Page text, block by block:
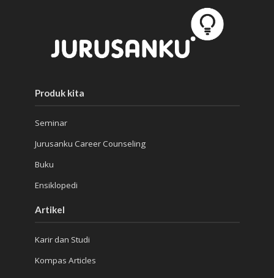
Produk kita
Seminar
Jurusanku Career Counseling
Buku
Ensiklopedi
Artikel
Karir dan Studi
Kompas Articles